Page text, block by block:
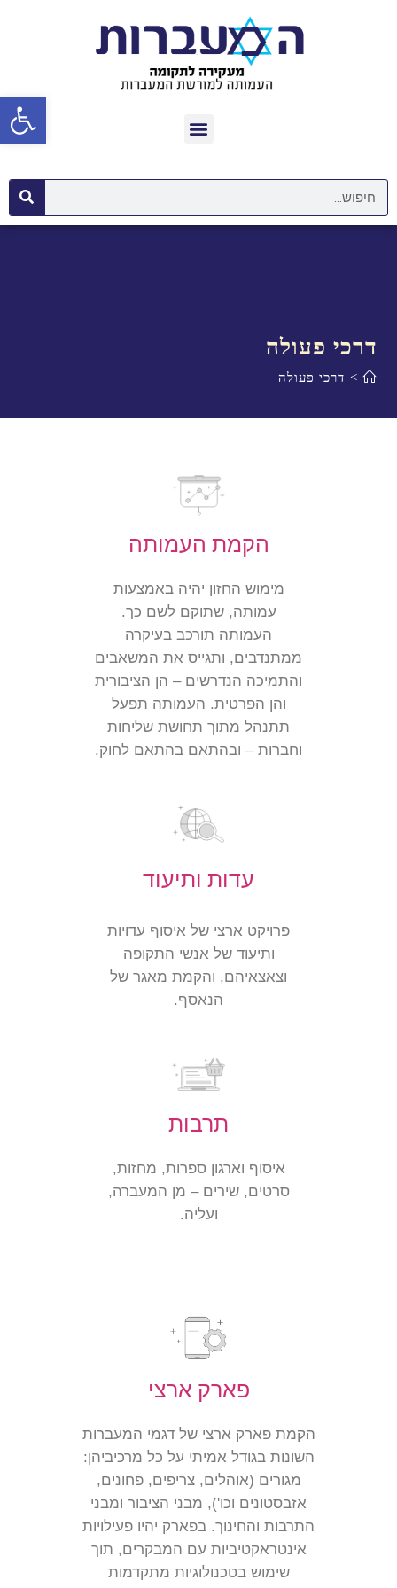
דרכי פעולה
> דרכי פעולה
הקמת העמותה
מימוש החזון יהיה באמצעות
עמותה, שתוקם לשם כך.
העמותה תורכב בעיקרה
ממתנדבים, ותגייס את המשאבים
והתמיכה הנדרשים – הן הציבורית
והן הפרטית. העמותה תפעל
תתנהל מתוך תחושת שליחות
וחברות – ובהתאם בהתאם לחוק.
עדות ותיעוד
פרויקט ארצי של איסוף עדויות
ותיעוד של אנשי התקופה
וצאצאיהם, והקמת מאגר של
הנאסף.
תרבות
איסוף וארגון ספרות, מחזות,
סרטים, שירים – מן המעברה,
ועליה.
פארק ארצי
הקמת פארק ארצי של דגמי המעברות
השונות בגודל אמיתי על כל מרכיביהן:
מגורים (אוהלים, צריפים, פחונים,
אזבסטונים וכו'), מבני הציבור ומבני
התרבות והחינוך. בפארק יהיו פעילויות
אינטראקטיביות עם המבקרים, תוך
שימוש בטכנולוגיות מתקדמות
פתח סרגל נגישות